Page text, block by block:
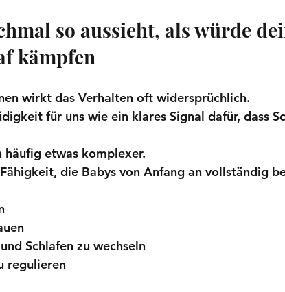
so aussieht, als würde
kämpfen
wirkt das Verhalten oft widersprüchlich.
für uns wie ein klares Signal dafür, dass
häufig etwas komplexer.
die Babys von Anfang an vollständig
Schlafen zu wechseln
regulieren